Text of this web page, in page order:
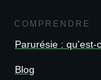
COMPRENDRE
Parurésie : qu'est-
Blog